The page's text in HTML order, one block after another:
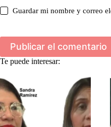
Guardar mi nombre y correo
Publicar el comentario
Te puede interesar: